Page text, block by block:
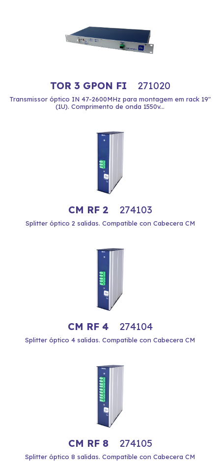
TOR 3 GPON FI 271020
Transmissor óptico IN 47-2600MHz para montagem em rack 19"
(1U). Comprimento de onda 1550v...
CM RF 2 274103
Splitter óptico 2 salidas. Compatible con Cabecera CM
CM RF 4 274104
Splitter óptico 4 salidas. Compatible con Cabecera CM
CM RF 8 274105
Splitter óptico 8 salidas. Compatible con Cabecera CM